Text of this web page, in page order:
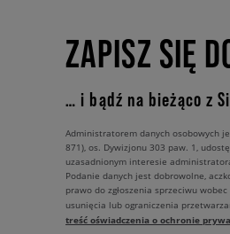
ZAPISZ SIĘ
… i bądź na bieżąco z
Administratorem danych osobowych
871), os. Dywizjonu 303 paw. 1,
uzasadnionym interesie
Podanie danych jest dobrowolne,
prawo do zgłoszenia sprzeciwu
usunięcia lub ograniczenia
treść oświadczenia o ochronie